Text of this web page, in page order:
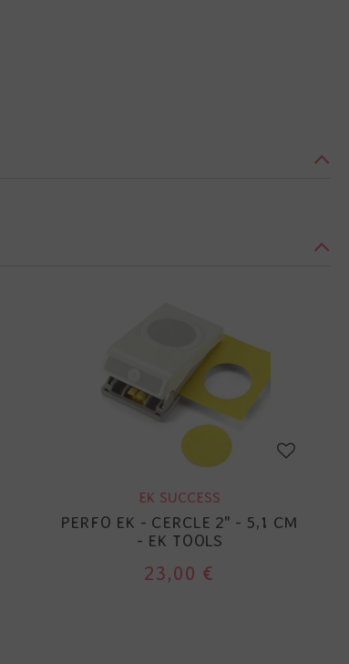
EK SUCCESS
PERFO EK - CERCLE 2" - 5,1 CM
- EK TOOLS
23,00 €